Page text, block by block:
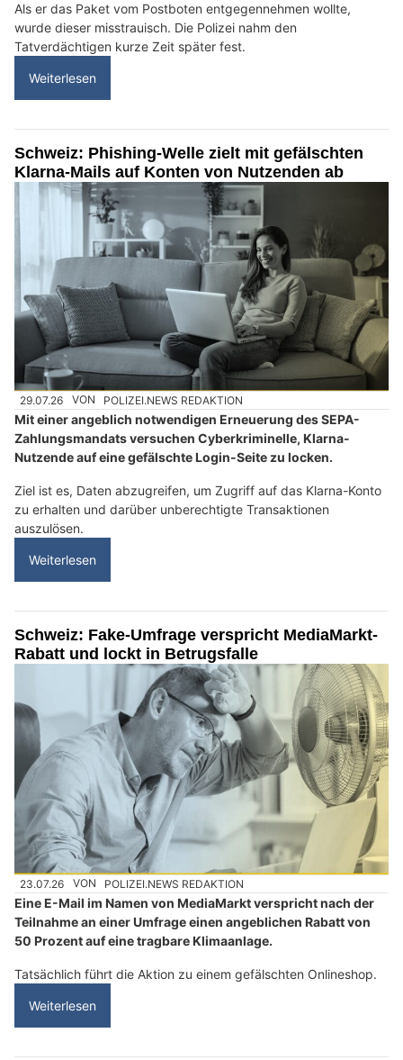
Als er das Paket vom Postboten entgegennehmen wollte,
wurde dieser misstrauisch. Die Polizei nahm den
Tatverdächtigen kurze Zeit später fest.
Weiterlesen
Schweiz: Phishing-Welle zielt mit gefälschten
Klarna-Mails auf Konten von Nutzenden ab
29.07.26 VON POLIZEI.NEWS REDAKTION
Mit einer angeblich notwendigen Erneuerung des SEPA-
Zahlungsmandats versuchen Cyberkriminelle, Klarna-
Nutzende auf eine gefälschte Login-Seite zu locken.
Ziel ist es, Daten abzugreifen, um Zugriff auf das Klarna-Konto
zu erhalten und darüber unberechtigte Transaktionen
auszulösen.
Weiterlesen
Schweiz: Fake-Umfrage verspricht MediaMarkt-
Rabatt und lockt in Betrugsfalle
23.07.26 VON POLIZEI.NEWS REDAKTION
Eine E-Mail im Namen von MediaMarkt verspricht nach der
Teilnahme an einer Umfrage einen angeblichen Rabatt von
50 Prozent auf eine tragbare Klimaanlage.
Tatsächlich führt die Aktion zu einem gefälschten Onlineshop.
Weiterlesen